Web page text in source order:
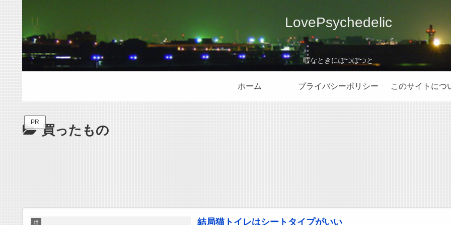
LovePsychedelic
暇なときにぽつぽつと
ホーム プライバシーポリシー このサイトにつ
PR
買ったもの
猫 結局猫トイレはシートタイプがいい